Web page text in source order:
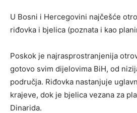
U Bosni i Hercegovini najčešće
riđovka i bjelica (poznata i kao
Poskok je najrasprostranjenija
gotovo svim dijelovima BiH, od
područja. Riđovka nastanjuje
krajeve, dok je bjelica vezana za
Dinarida.